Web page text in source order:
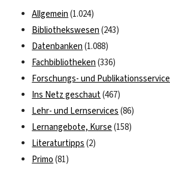
Allgemein (1.024)
Bibliothekswesen (243)
Datenbanken (1.088)
Fachbibliotheken (336)
Forschungs- und Publikationsservice
Ins Netz geschaut(467)
Lehr- und Lernservices (86)
Lernangebote, Kurse (158)
Literaturtipps (2)
Primo (81)